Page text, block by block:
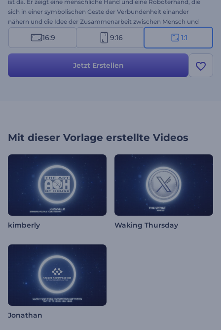
ist da. Er zeigt eine menschliche Hand und eine Roboterhand, die
sich in einer symbolischen Geste der Verbundenheit einander
nähern und die Idee der Zusammenarbeit zwischen Mensch und
Maschine veranschaulichen. Laden Sie einfach Ihr Logo hoch,
schreiben Sie den Namen Ihres Unternehmens und den Slogan und
Logoanimation
zu erhalten. Ideal geeignet für
16:9 9:16 1:1
Jetzt Erstellen
Mit dieser Vorlage erstellte Videos
kimberly Waking Thursday
Jonathan